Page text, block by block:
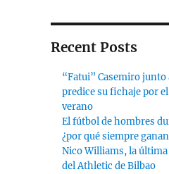
Recent Posts
“Fatui” Casemiro
predice su fichaje por
verano
El fútbol de hombres
¿por qué siempre
Nico Williams, la última
del Athletic de Bilbao